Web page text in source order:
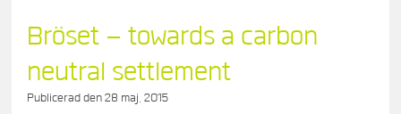
Bröset – towards a carbon
neutral settlement
Publicerad den28 maj, 2015